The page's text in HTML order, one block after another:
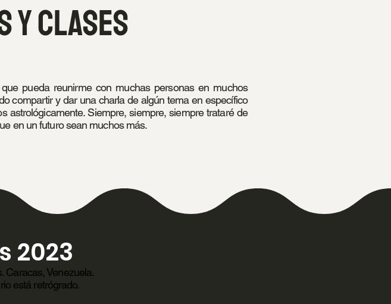
y clases
pueda reunirme con muchas personas en muchos
compartir y dar una charla de algún tema en específico
astrológicamente. Siempre, siempre, siempre trataré de
en un futuro sean muchos más.
2023
Caracas, Venezuela.
está retrógrado.